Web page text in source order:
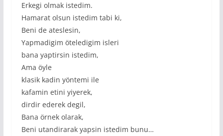
Erkegi olmak istedim.
Hamarat olsun istedim tabi ki,
Beni de ateslesin,
Yapmadigim öteledigim isleri
bana yaptirsin istedim,
Ama öyle
klasik kadin yöntemi ile
kafamin etini yiyerek,
dirdir ederek degil,
Bana örnek olarak,
Beni utandirarak yapsin istedim bunu…